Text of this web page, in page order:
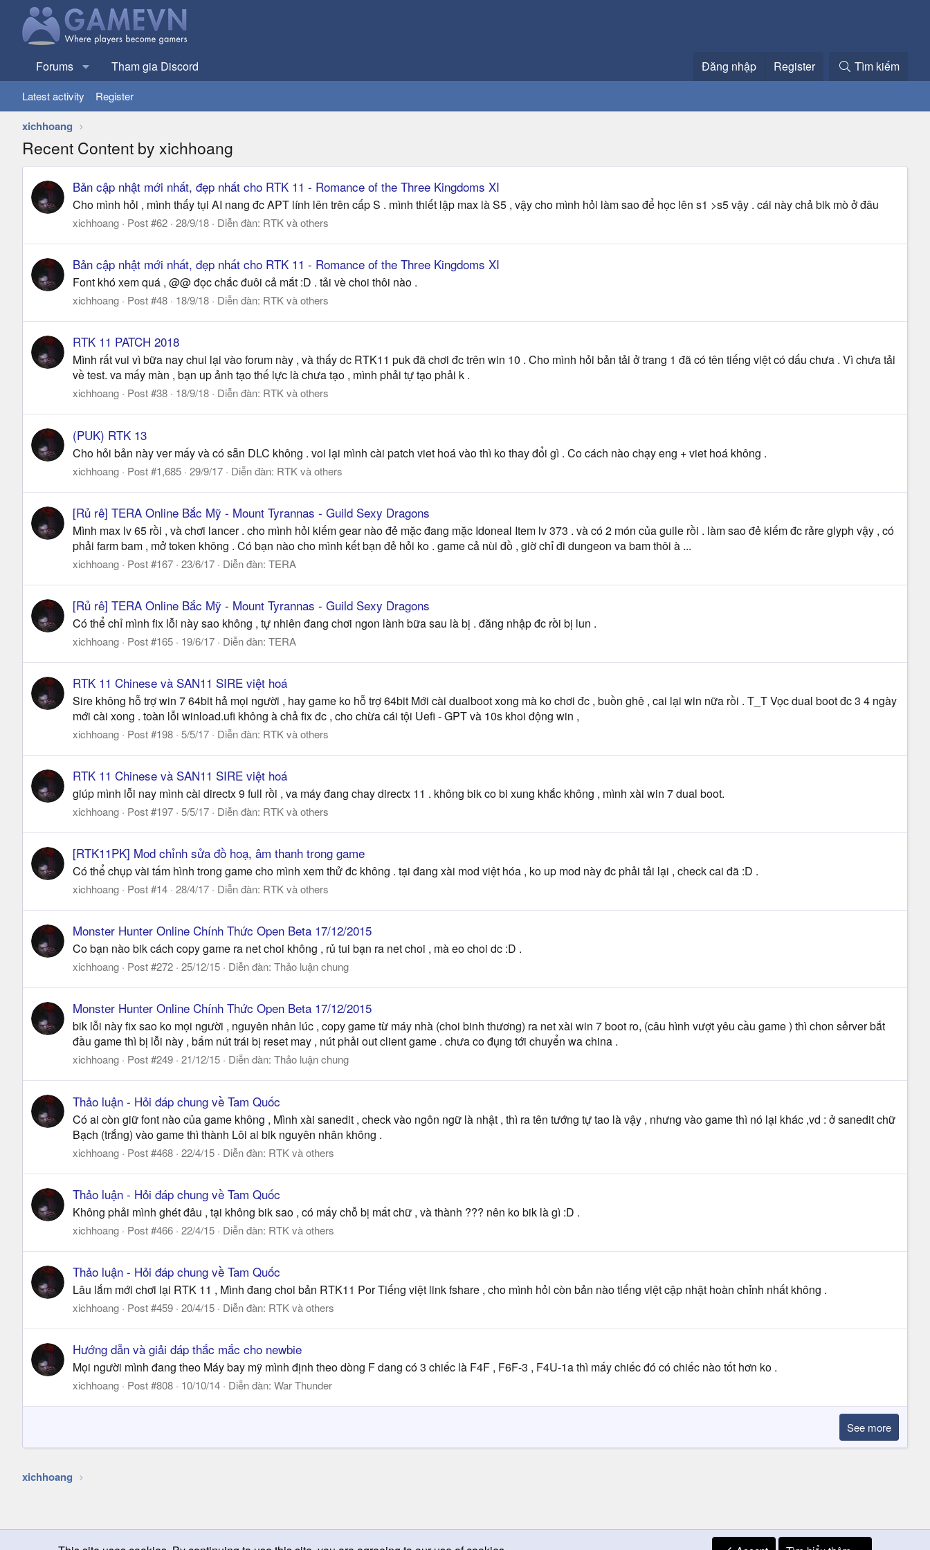
Forums Tham gia Discord Đăng nhập Register Tìm kiếm
Latest activity Register
xichhoang
Recent Content by xichhoang
Bản cập nhật mới nhất, đẹp nhất cho RTK 11 - Romance of the Three Kingdoms XI
Cho mình hỏi , mình thấy tụi AI nang đc APT lính lên trên cấp S . mình thiết lập max là S5 , vậy cho mình hỏi làm sao để học lên s1 >s5 vậy . cái này chả bik mò ở đâu
xichhoang Post #62 28/9/18 Diễn đàn: RTK và others
Bản cập nhật mới nhất, đẹp nhất cho RTK 11 - Romance of the Three Kingdoms XI
Font khó xem quá , @@ đọc chắc đuôi cả mắt :D . tải vè choi thôi nào .
xichhoang Post #48 18/9/18 Diễn đàn: RTK và others
RTK 11 PATCH 2018
Mình rất vui vì bữa nay chui lại vào forum này , và thấy dc RTK11 puk đã chơi đc trên win 10 . Cho mình hỏi bản tải ở trang 1 đã có tên tiếng việt có dấu chưa . Vì chưa tải
về test. va mấy màn , bạn up ảnh tạo thế lực là chưa tạo , mình phải tự tạo phải k .
xichhoang Post #38 18/9/18 Diễn đàn: RTK và others
(PUK) RTK 13
Cho hỏi bản này ver mấy và có sẵn DLC không . voi lại mình cài patch viet hoá vào thì ko thay đổi gì . Co cách nào chạy eng + viet hoá không .
xichhoang Post #1,685 29/9/17 Diễn đàn: RTK và others
[Rủ rê] TERA Online Bắc Mỹ - Mount Tyrannas - Guild Sexy Dragons
Mình max lv 65 rồi , và chơi lancer . cho mình hỏi kiếm gear nào đẻ mặc đang mặc Idoneal Item lv 373 . và có 2 món của guile rồi . làm sao đẻ kiếm đc rảre glyph vậy , có
phải farm bam , mở token không . Có bạn nào cho mình kết bạn đẻ hỏi ko . game cả nùi đồ , giờ chỉ đi dungeon va bam thôi à ...
xichhoang Post #167 23/6/17 Diễn đàn: TERA
[Rủ rê] TERA Online Bắc Mỹ - Mount Tyrannas - Guild Sexy Dragons
Có thể chỉ mình fix lỗi này sao không , tự nhiên đang chơi ngon lành bữa sau là bị . đăng nhập đc rồi bị lun .
xichhoang Post #165 19/6/17 Diễn đàn: TERA
RTK 11 Chinese và SAN11 SIRE việt hoá
Sire không hỗ trợ win 7 64bit hả mọi người , hay game ko hỗ trợ 64bit Mới cài dualboot xong mà ko chơi đc , buồn ghê , cai lại win nữa rồi . T_T Vọc dual boot đc 3 4 ngày
mới cài xong . toàn lỗi winload.ufi không à chả fix đc , cho chừa cái tội Uefi - GPT và 10s khoi động win ,
xichhoang Post #198 5/5/17 Diễn đàn: RTK và others
RTK 11 Chinese và SAN11 SIRE việt hoá
giúp mình lỗi nay mình cài directx 9 full rồi , va máy đang chay directx 11 . không bik co bi xung khắc không , mình xài win 7 dual boot.
xichhoang Post #197 5/5/17 Diễn đàn: RTK và others
[RTK11PK] Mod chỉnh sửa đồ hoạ, âm thanh trong game
Có thể chụp vài tấm hình trong game cho mình xem thử đc không . tại đang xài mod việt hóa , ko up mod này đc phải tải lại , check cai đã :D .
xichhoang Post #14 28/4/17 Diễn đàn: RTK và others
Monster Hunter Online Chính Thức Open Beta 17/12/2015
Co bạn nào bik cách copy game ra net choi không , rủ tui bạn ra net choi , mà eo choi dc :D .
xichhoang Post #272 25/12/15 Diễn đàn: Thảo luận chung
Monster Hunter Online Chính Thức Open Beta 17/12/2015
bik lỗi này fix sao ko mọi người , nguyên nhân lúc , copy game từ máy nhà (choi binh thương) ra net xài win 7 boot ro, (câu hình vượt yêu cầu game ) thì chon sẻrver bắt
đầu game thì bị lỗi này , bấm nút trái bị reset may , nút phải out client game . chưa co đụng tới chuyển wa china .
xichhoang Post #249 21/12/15 Diễn đàn: Thảo luận chung
Thảo luận - Hỏi đáp chung về Tam Quốc
Có ai còn giữ font nào của game không , Mình xài sanedit , check vào ngôn ngữ là nhật , thì ra tên tướng tự tao là vậy , nhưng vào game thì nó lại khác ,vd : ở sanedit chữ
Bạch (trắng) vào game thì thành Lôi ai bik nguyên nhân không .
xichhoang Post #468 22/4/15 Diễn đàn: RTK và others
Thảo luận - Hỏi đáp chung về Tam Quốc
Không phải mình ghét đâu , tại không bik sao , có mấy chỗ bị mất chữ , và thành ??? nên ko bik là gì :D .
xichhoang Post #466 22/4/15 Diễn đàn: RTK và others
Thảo luận - Hỏi đáp chung về Tam Quốc
Lâu lắm mới chơi lại RTK 11 , Mình đang choi bản RTK11 Por Tiếng việt link fshare , cho mình hỏi còn bản nào tiếng việt cập nhật hoàn chỉnh nhất không .
xichhoang Post #459 20/4/15 Diễn đàn: RTK và others
Hướng dẫn và giải đáp thắc mắc cho newbie
Mọi người mình đang theo Máy bay mỹ mình định theo dòng F dang có 3 chiếc là F4F , F6F-3 , F4U-1a thì mấy chiếc đó có chiếc nào tốt hơn ko .
xichhoang Post #808 10/10/14 Diễn đàn: War Thunder
See more
xichhoang